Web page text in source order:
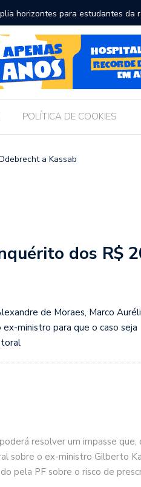
horizontes para estudantes da
POLÍTICA DE COOKIES
a Kassab
dos R$
de Moraes, Marco
ministro para que o caso seja
resolver um impasse que,
sobre o ex-ministro Gilberto
pela PF sobre o risco de